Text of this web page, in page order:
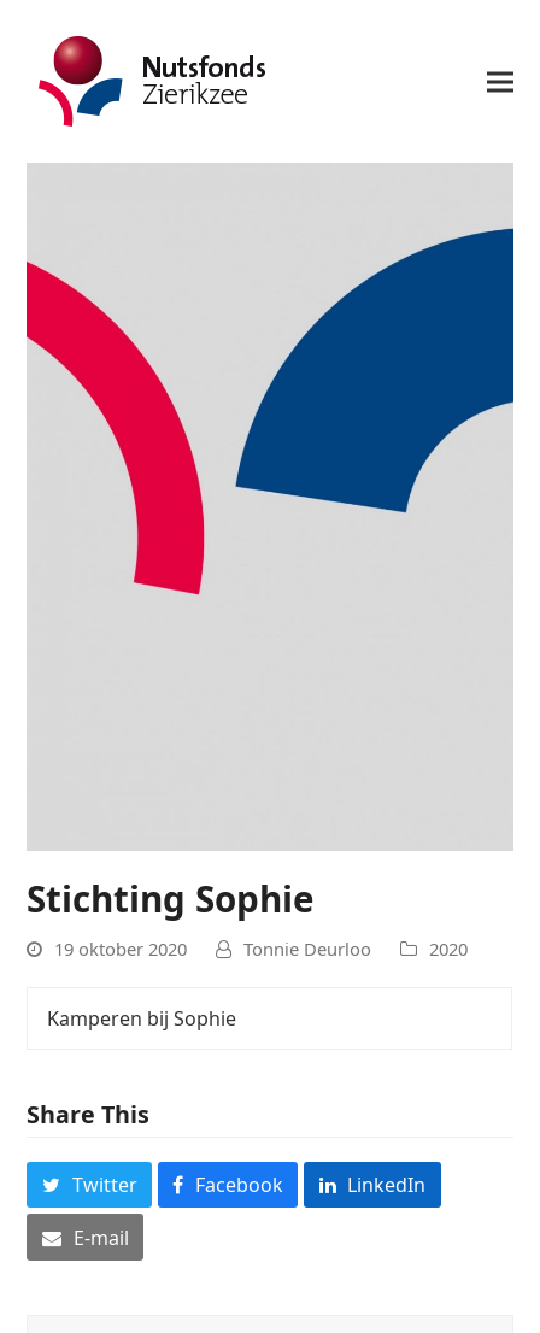
Stichting Sophie
19 oktober 2020 Tonnie Deurloo 2020
Kamperen bij Sophie
Share This
Twitter Facebook
LinkedIn
E-mail